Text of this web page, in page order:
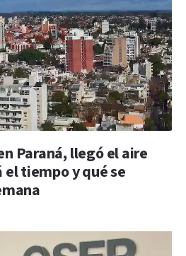
Paraná, llegó el aire
tiempo y qué se